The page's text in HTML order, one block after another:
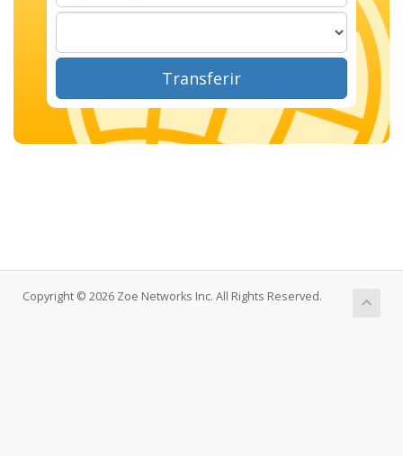
Transferir
Copyright © 2026 Zoe Networks Inc. All Rights Reserved.